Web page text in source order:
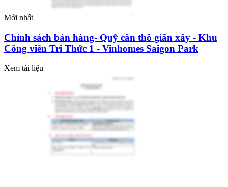
Mới nhất
Chính sách bán hàng- Quỹ căn thô giãn xây - Khu
Công viên Tri Thức 1 - Vinhomes Saigon Park
Xem tài liệu